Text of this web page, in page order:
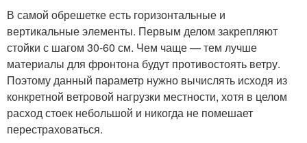
В самой обрешетке есть горизонтальные и
вертикальные элементы. Первым делом закрепляют
стойки с шагом 30-60 см. Чем чаще — тем лучше
материалы для фронтона будут противостоять ветру.
Поэтому данный параметр нужно вычислять исходя из
конкретной ветровой нагрузки местности, хотя в целом
расход стоек небольшой и никогда не помешает
перестраховаться.